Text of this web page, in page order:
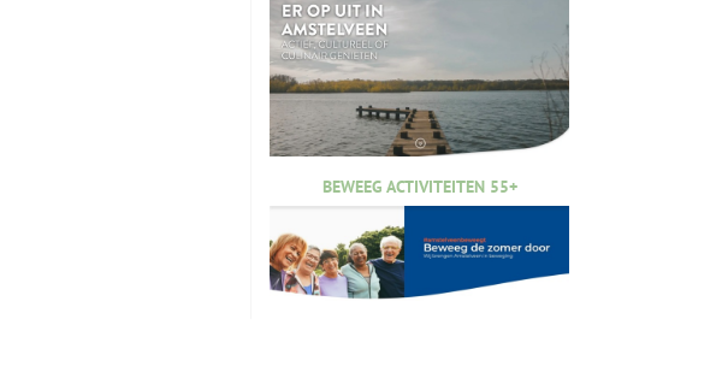
BEWEEG ACTIVITEITEN 55+